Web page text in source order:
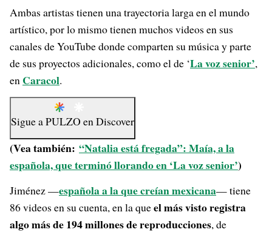
Ambas artistas tienen una trayectoria larga en el mundo
artístico, por lo mismo tienen muchos videos en sus
canales de YouTube donde comparten su música y parte
de sus proyectos adicionales, como el de ‘La voz senior’,
en Caracol.
Sigue aPULZO enDiscover
(Vea también: “Natalia está fregada”: Maía, a la
española, que terminó llorando en ‘La voz senior’)
Jiménez —española a la que creían mexicana— tiene
86 videos en su cuenta, en la queel más visto registra
algo más de 194 millones de reproducciones, de